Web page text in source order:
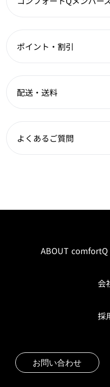
ポイント・割引
配送・送料
よくあるご質問
ABOUT comfortQ
会
採
お問い合わせ